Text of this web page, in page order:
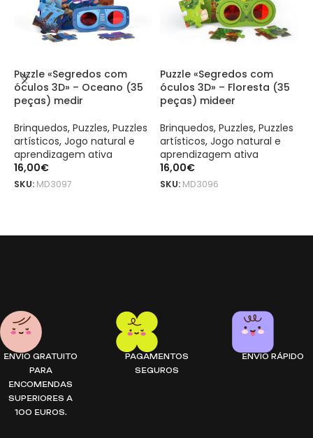
Puzzle «Segredos com
óculos 3D» – Oceano (35
peças) medir
Brinquedos, Puzzles, Puzzles
artísticos, Jogo natural e
aprendizagem ativa
16,00€
SKU: MD3097
Puzzle «Segredos com
óculos 3D» – Floresta (35
peças) mideer
Brinquedos, Puzzles, Puzzles
artísticos, Jogo natural e
aprendizagem ativa
16,00€
SKU: MD3096
ENVIO GRATUITO
PARA
ENCOMENDAS
SUPERIORES A
100 EUROS.
PAGAMENTOS
SEGUROS
ENVIO RÁPIDO